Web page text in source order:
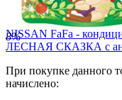
8%
NISSAN FaFa -
ЛЕСНАЯ СКАЗКА с
При покупке данного
начислено: